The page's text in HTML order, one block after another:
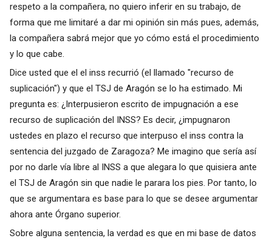
respeto a la compañera, no quiero inferir en su trabajo, de
forma que me limitaré a dar mi opinión sin más pues, además,
la compañera sabrá mejor que yo cómo está el procedimiento
y lo que cabe.
Dice usted que el el inss recurrió (el llamado "recurso de
suplicación") y que el TSJ de Aragón se lo ha estimado. Mi
pregunta es: ¿Interpusieron escrito de impugnación a ese
recurso de suplicación del INSS? Es decir, ¿impugnaron
ustedes en plazo el recurso que interpuso el inss contra la
sentencia del juzgado de Zaragoza? Me imagino que sería así
por no darle vía libre al INSS a que alegara lo que quisiera ante
el TSJ de Aragón sin que nadie le parara los pies. Por tanto, lo
que se argumentara es base para lo que se desee argumentar
ahora ante Órgano superior.
Sobre alguna sentencia, la verdad es que en mi base de datos